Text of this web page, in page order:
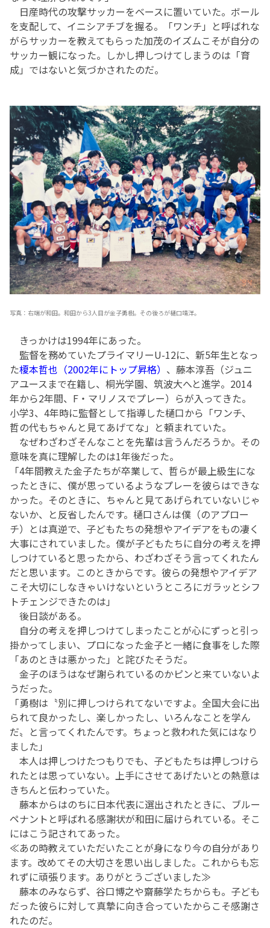
日産時代の攻撃サッカーをベースに置いていた。ボール
を支配して、イニシアチブを握る。「ワンチ」と呼ばれな
がらサッカーを教えてもらった加茂のイズムこそが自分の
サッカー観になった。しかし押しつけてしまうのは「育
成」ではないと気づかされたのだ。
写真：右端が和田。和田から3人目が金子勇樹。その後ろが樋口靖洋。
きっかけは1994年にあった。
監督を務めていたプライマリーU-12に、新5年生となっ
た榎本哲也（2002年にトップ昇格） 、藤本淳吾（ジュニ
アユースまで在籍し、桐光学園、筑波大へと進学。2014
年から2年間、F・マリノスでプレー）らが入ってきた。
小学3、4年時に監督として指導した樋口から「ワンチ、
哲の代もちゃんと見てあげてな」と頼まれていた。
なぜわざわざそんなことを先輩は言うんだろうか。その
意味を真に理解したのは1年後だった。
「4年間教えた金子たちが卒業して、哲らが最上級生にな
ったときに、僕が思っているようなプレーを彼らはできな
かった。そのときに、ちゃんと見てあげられていないじゃ
ないか、と反省したんです。樋口さんは僕（のアプロー
チ）とは真逆で、子どもたちの発想やアイデアをもの凄く
大事にされていました。僕が子どもたちに自分の考えを押
しつけていると思ったから、わざわざそう言ってくれたん
だと思います。このときからです。彼らの発想やアイデア
こそ大切にしなきゃいけないというところにガラッとシフ
トチェンジできたのは」
後日談がある。
自分の考えを押しつけてしまったことが心にずっと引っ
掛かってしまい、プロになった金子と一緒に食事をした際
「あのときは悪かった」と詫びたそうだ。
金子のほうはなぜ謝られているのかピンと来ていないよ
うだった。
「勇樹は〝別に押しつけられてないですよ。全国大会に出
られて良かったし、楽しかったし、いろんなことを学ん
だ〟と言ってくれたんです。ちょっと救われた気にはなり
ました」
本人は押しつけたつもりでも、子どもたちは押しつけら
れたとは思っていない。上手にさせてあげたいとの熱意は
きちんと伝わっていた。
藤本からはのちに日本代表に選出されたときに、ブルー
ペナントと呼ばれる感謝状が和田に届けられている。そこ
にはこう記されてあった。
≪あの時教えていただいたことが身になり今の自分があり
ます。改めてその大切さを思い出しました。これからも忘
れずに頑張ります。ありがとうございました≫
藤本のみならず、谷口博之や齋藤学たちからも。子ども
だった彼らに対して真摯に向き合っていたからこそ感謝さ
れたのだ。